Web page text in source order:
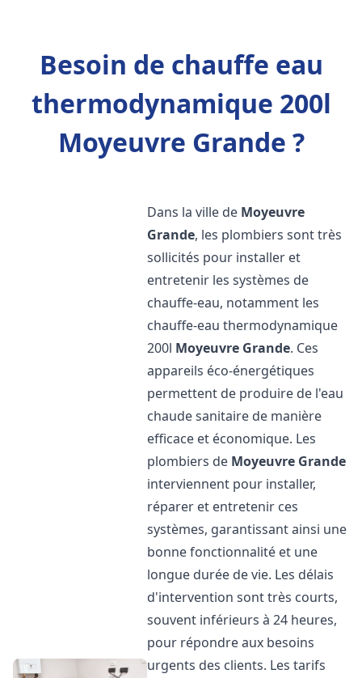
Besoin de chauffe eau
thermodynamique 200l
Moyeuvre Grande ?
Dans la ville de Moyeuvre
Grande, les plombiers sont très
sollicités pour installer et
entretenir les systèmes de
chauffe-eau, notamment les
chauffe-eau thermodynamique
200l Moyeuvre Grande. Ces
appareils éco-énergétiques
permettent de produire de l'eau
chaude sanitaire de manière
efficace et économique. Les
plombiers de Moyeuvre Grande
interviennent pour installer,
réparer et entretenir ces
systèmes, garantissant ainsi une
bonne fonctionnalité et une
longue durée de vie. Les délais
d'intervention sont très courts,
souvent inférieurs à 24 heures,
pour répondre aux besoins
urgents des clients. Les tarifs